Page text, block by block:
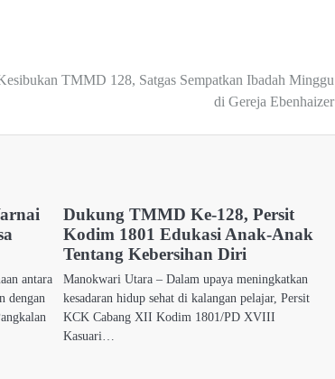
TMMD 128, Satgas Sempatkan Ibadah Minggu
di Gereja Ebenhaizer
antara
dengan
Dukung TMMD Ke-128, Persit
Kodim 1801 Edukasi Anak-Anak
Tentang Kebersihan Diri
Manokwari Utara – Dalam upaya meningkatkan
kesadaran hidup sehat di kalangan pelajar, Persit
KCK Cabang XII Kodim 1801/PD XVIII
Kasuari…